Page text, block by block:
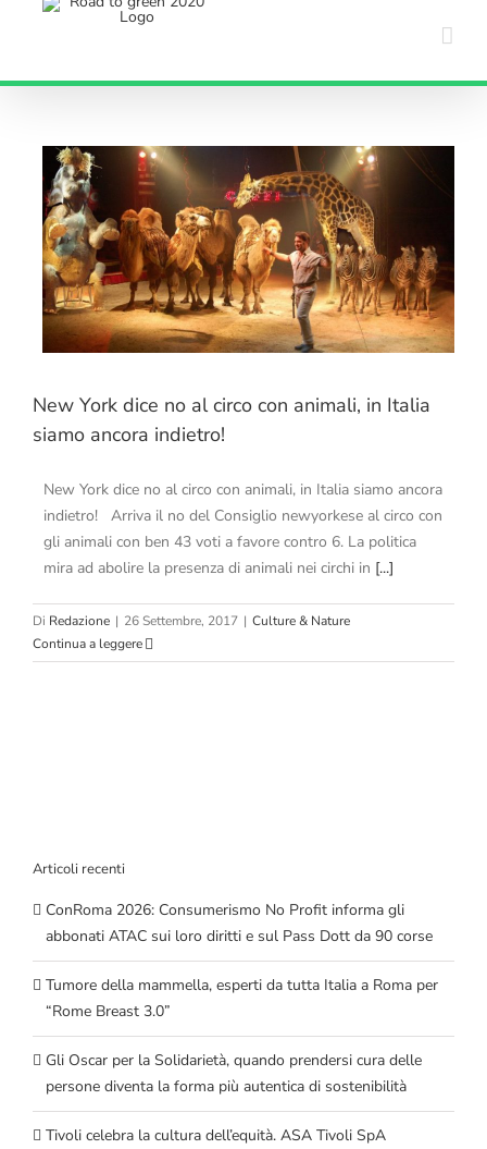
New York dice no al circo con animali, in Italia
siamo ancora indietro!
New York dice no al circo con animali, in Italia siamo ancora
indietro! Arriva il no del Consiglio newyorkese al circo con
gli animali con ben 43 voti a favore contro 6. La politica
mira ad abolire la presenza di animali nei circhi in [...]
Di Redazione | 26 Settembre, 2017 | Culture & Nature
Continua a leggere
Articoli recenti
ConRoma 2026: Consumerismo No Profit informa gli
abbonati ATAC sui loro diritti e sul Pass Dott da 90 corse
Tumore della mammella, esperti da tutta Italia a Roma per
“Rome Breast 3.0”
Gli Oscar per la Solidarietà, quando prendersi cura delle
persone diventa la forma più autentica di sostenibilità
Tivoli celebra la cultura dell’equità. ASA Tivoli SpA